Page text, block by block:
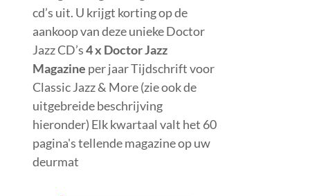
cd’s uit. U krijgt korting op de
aankoop van deze unieke Doctor
Jazz CD’s4 x Doctor Jazz
Magazine per jaar Tijdschrift voor
Classic Jazz & More (zie ook de
uitgebreide beschrijving
hieronder) Elk kwartaal valt het 60
pagina's tellende magazine op uw
deurmat